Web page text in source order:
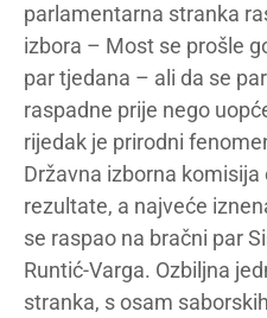
parlamentarna stranka
izbora – Most se prošle
par tjedana – ali da se
raspadne prije nego
rijedak je prirodni
Državna izborna
rezultate, a najveće
se raspao na bračni par
Runtić-Varga. Ozbiljna
stranka, s osam